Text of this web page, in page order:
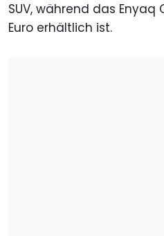
SUV, während das Enyaq
Euro erhältlich ist.